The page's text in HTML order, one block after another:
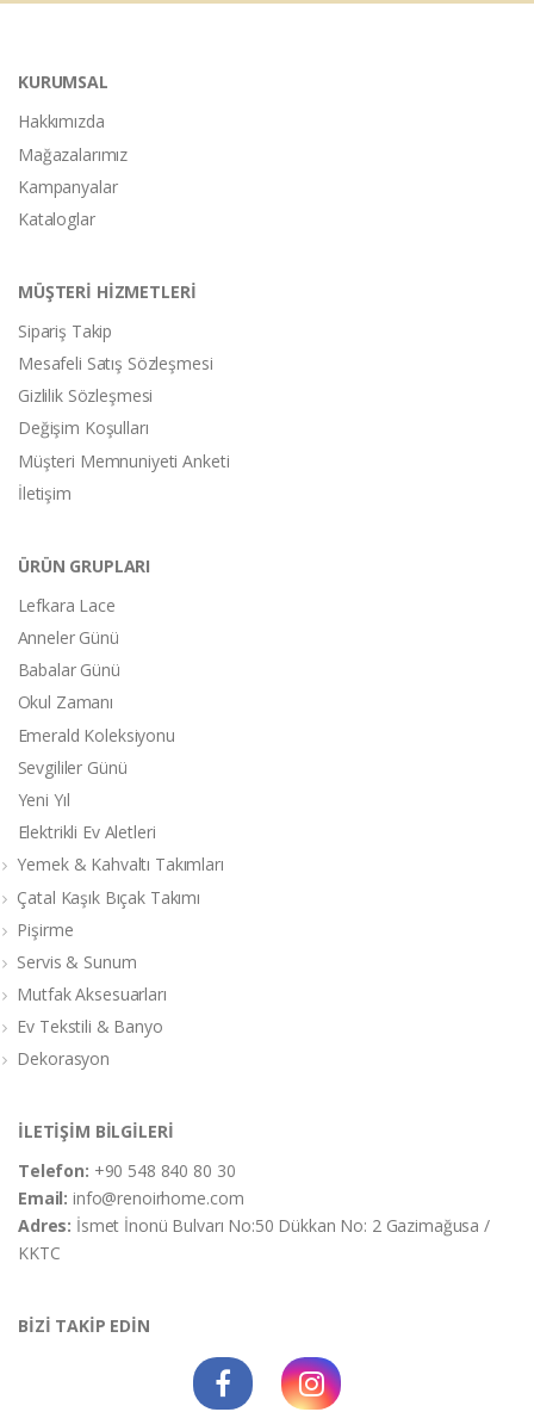
KURUMSAL
Hakkımızda
Mağazalarımız
Kampanyalar
Kataloglar
MÜŞTERİ HİZMETLERİ
Sipariş Takip
Mesafeli Satış Sözleşmesi
Gizlilik Sözleşmesi
Değişim Koşulları
Müşteri Memnuniyeti Anketi
İletişim
ÜRÜN GRUPLARI
Lefkara Lace
Anneler Günü
Babalar Günü
Okul Zamanı
Emerald Koleksiyonu
Sevgililer Günü
Yeni Yıl
Elektrikli Ev Aletleri
Yemek & Kahvaltı Takımları
Çatal Kaşık Bıçak Takımı
Pişirme
Servis & Sunum
Mutfak Aksesuarları
Ev Tekstili & Banyo
Dekorasyon
İLETİŞİM BİLGİLERİ
Telefon: +90 548 840 80 30
Email:info@renoirhome.com
Adres: İsmet İnonü Bulvarı No:50 Dükkan No: 2 Gazimağusa /
KKTC
BİZİ TAKİP EDİN